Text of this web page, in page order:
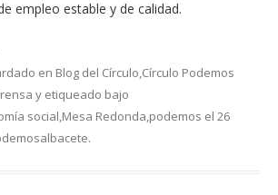
empleo estable y de calidad.
en Blog del Círculo,Círculo Podemos
y etiqueado bajo
social,Mesa Redonda,podemos el 26
.